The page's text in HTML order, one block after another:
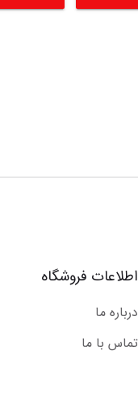
اطلاعات فروشگاه
درباره ما
تماس با ما